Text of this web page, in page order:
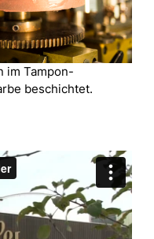
im Tampon-
beschichtet.